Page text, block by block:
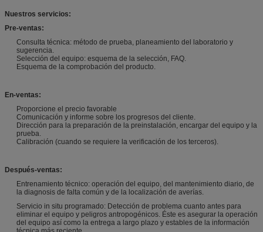
Nuestros servicios:
Pre-ventas:
Consulta técnica: método de prueba, planeamiento del laboratorio y
sugerencia.
Selección del equipo: esquema de la selección, FAQ.
Esquema de la comprobación del producto.
En-ventas:
Proporcione el precio favorable
Comunicación y informe sobre los progresos del cliente.
Dirección para la preparación de la preinstalación, encargar del equipo y la
prueba.
Calibración (cuando se requiere la verificación de los terceros).
Después-ventas:
Entrenamiento técnico: operación del equipo, del mantenimiento diario, de
la diagnosis de falta común y de la localización de averías.
Servicio in situ programado: Detección de problema cuanto antes para
eliminar el equipo y peligros antropogénicos. Éste es asegurar la operación
del equipo así como la entrega a largo plazo y estables de la información